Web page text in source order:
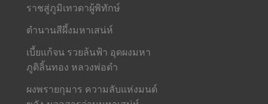
ราชสู่ภูมิเทวดาผู้พิทักษ์
ตำนานสีผึ้งมหาเสน่ห์
เบี้ยแก้จน รวยล้นฟ้า อุดผงมหา
ภูติลิ้นทอง หลวงพ่อดำ
ผงพรายกุมาร ความลับแห่งมนต์